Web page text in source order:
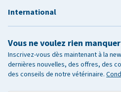
Vous ne voulez rien manquer
Inscrivez-vous dès maintenant à la
dernières nouvelles, des offres, des
des conseils de notre vétérinaire.
International